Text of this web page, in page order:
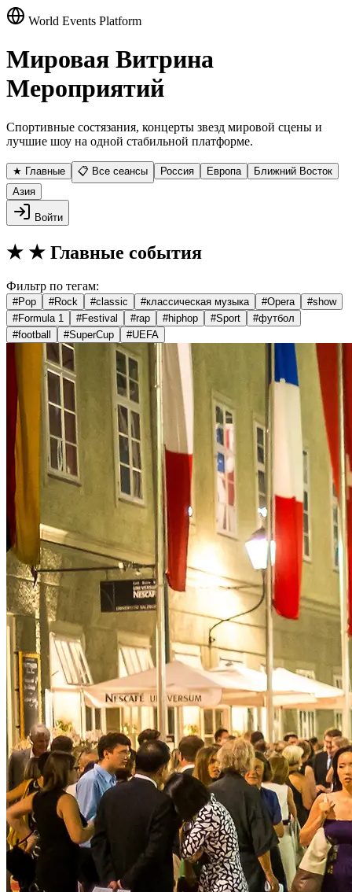
World Events Platform
Мировая Витрина
Мероприятий
Спортивные состязания, концерты звезд мировой сцены и
лучшие шоу на одной стабильной платформе.
★ Главные 📋 Все сеансы Россия Европа
Ближний Восток
Азия
Войти
★ ★ Главные события
Фильтр по тегам:
#Pop #Rock #classic #классическая музыка #Opera #show
#Formula 1 #Festival #rap #hiphop #Sport #футбол
#football #SuperCup #UEFA